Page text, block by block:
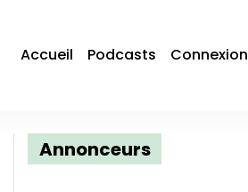
Accueil Podcasts Connexion
Annonceurs